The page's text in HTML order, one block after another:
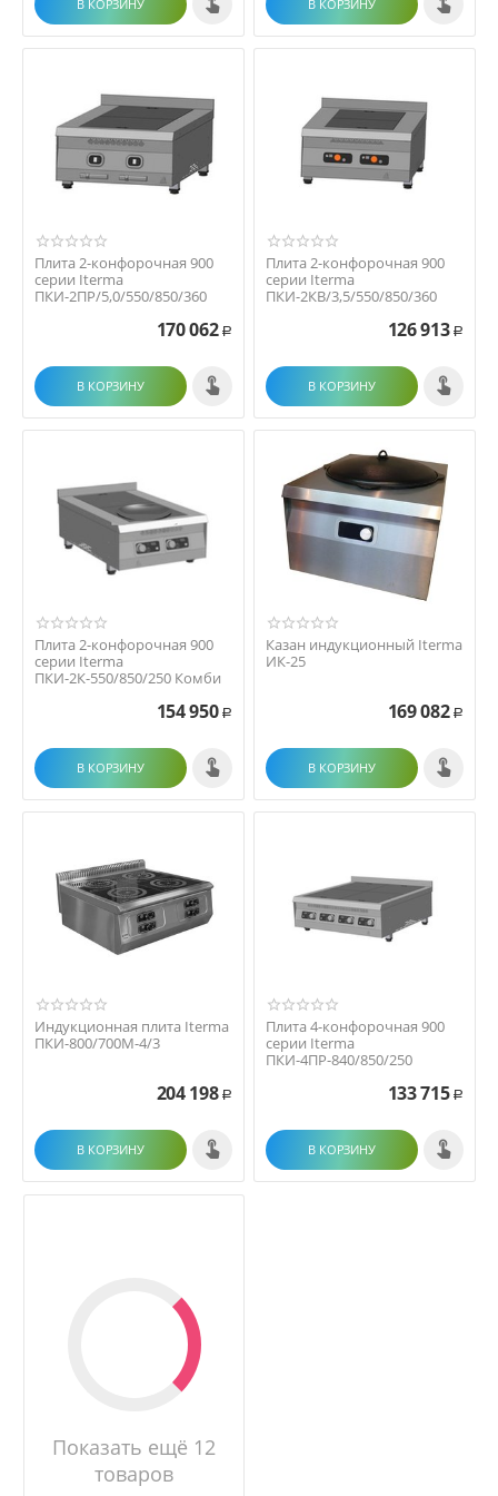
В КОРЗИНУ В КОРЗИНУ
Плита 2-конфорочная 900
серии Iterma
ПКИ-2ПР/5,0/550/850/360
170 062 Р
В КОРЗИНУ
Плита 2-конфорочная 900
серии Iterma
ПКИ-2КВ/3,5/550/850/360
126 913 Р
В КОРЗИНУ
Плита 2-конфорочная 900
серии Iterma
ПКИ-2К-550/850/250 Комби
154 950 Р
В КОРЗИНУ
Казан индукционный Iterma
ИК-25
169 082 Р
В КОРЗИНУ
Индукционная плита Iterma
ПКИ-800/700М-4/3
204 198 Р
В КОРЗИНУ
Плита 4-конфорочная 900
серии Iterma
ПКИ-4ПР-840/850/250
133 715 Р
В КОРЗИНУ
Показать ещё 12
товаров